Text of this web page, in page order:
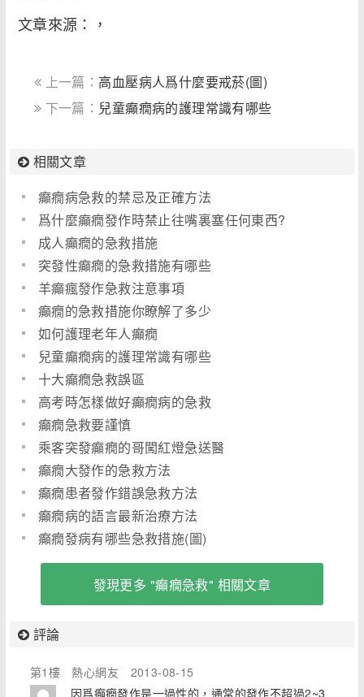
文章來源：，
上一篇： 高血壓病人爲什麼要戒菸(圖)
下一篇： 兒童癲癇病的護理常識有哪些
相關文章
癲癇病急救的禁忌及正確方法
爲什麼癲癇發作時禁止往嘴裏塞任何東西?
成人癲癇的急救措施
突發性癲癇的急救措施有哪些
羊癲瘋發作急救注意事項
癲癇的急救措施你瞭解了多少
如何護理老年人癲癇
兒童癲癇病的護理常識有哪些
十大癲癇急救誤區
高考時怎樣做好癲癇病的急救
癲癇急救要謹慎
乘客突發癲癇的哥闖紅燈急送醫
癲癇大發作的急救方法
癲癇患者發作錯誤急救方法
癲癇病的語言最新治療方法
癲癇發病有哪些急救措施(圖)
發現更多 "癲癇急救" 相關文章
評論
第1樓 熱心網友
2013-08-15
因爲癲癇發作是一過性的，通常的發作不超過2~3